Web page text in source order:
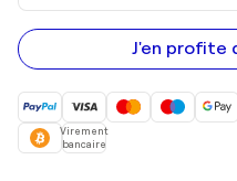
adresse
e-
mail
J'en profite
Virement
bancaire